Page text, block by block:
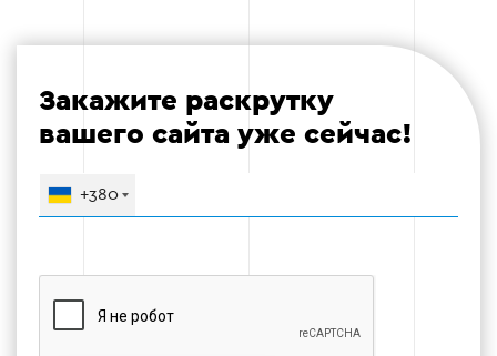
Закажите раскрутку
вашего сайта уже сейчас!
+380